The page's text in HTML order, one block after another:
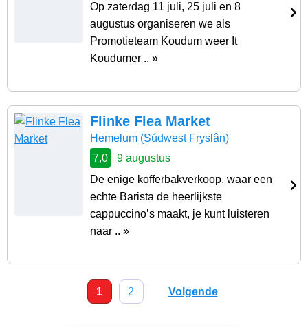
Op zaterdag 11 juli, 25 juli en 8
augustus organiseren we als
Promotieteam Koudum weer It
Koudumer .. »
Flinke Flea Market
Hemelum (Súdwest Fryslân)
7,0
9 augustus
De enige kofferbakverkoop, waar een
echte Barista de heerlijkste
cappuccino’s maakt, je kunt luisteren
naar .. »
1 2 Volgende